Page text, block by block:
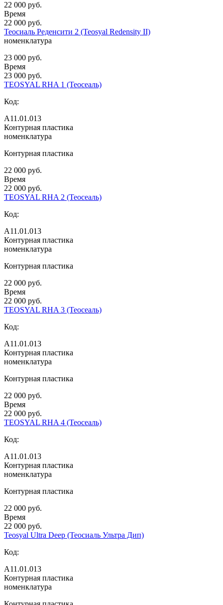
22 000 руб.
Время
22 000 руб.
Теосиаль Реденсити 2 (Teosyal Redensity II)
номенклатура
23 000 руб.
Время
23 000 руб.
TEOSYAL RHA 1 (Теосеаль)
Код:
А11.01.013
Контурная пластика
номенклатура
Контурная пластика
22 000 руб.
Время
22 000 руб.
TEOSYAL RHA 2 (Теосеаль)
Код:
А11.01.013
Контурная пластика
номенклатура
Контурная пластика
22 000 руб.
Время
22 000 руб.
TEOSYAL RHA 3 (Теосеаль)
Код:
А11.01.013
Контурная пластика
номенклатура
Контурная пластика
22 000 руб.
Время
22 000 руб.
TEOSYAL RHA 4 (Теосеаль)
Код:
А11.01.013
Контурная пластика
номенклатура
Контурная пластика
22 000 руб.
Время
22 000 руб.
Teosyal Ultra Deep (Теосиаль Ультра Дип)
Код:
А11.01.013
Контурная пластика
номенклатура